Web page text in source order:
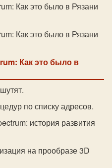
Как это было в Рязани
Как это было в Рязани
Как это было в
по списку адресов.
история развития
на прообразе 3D